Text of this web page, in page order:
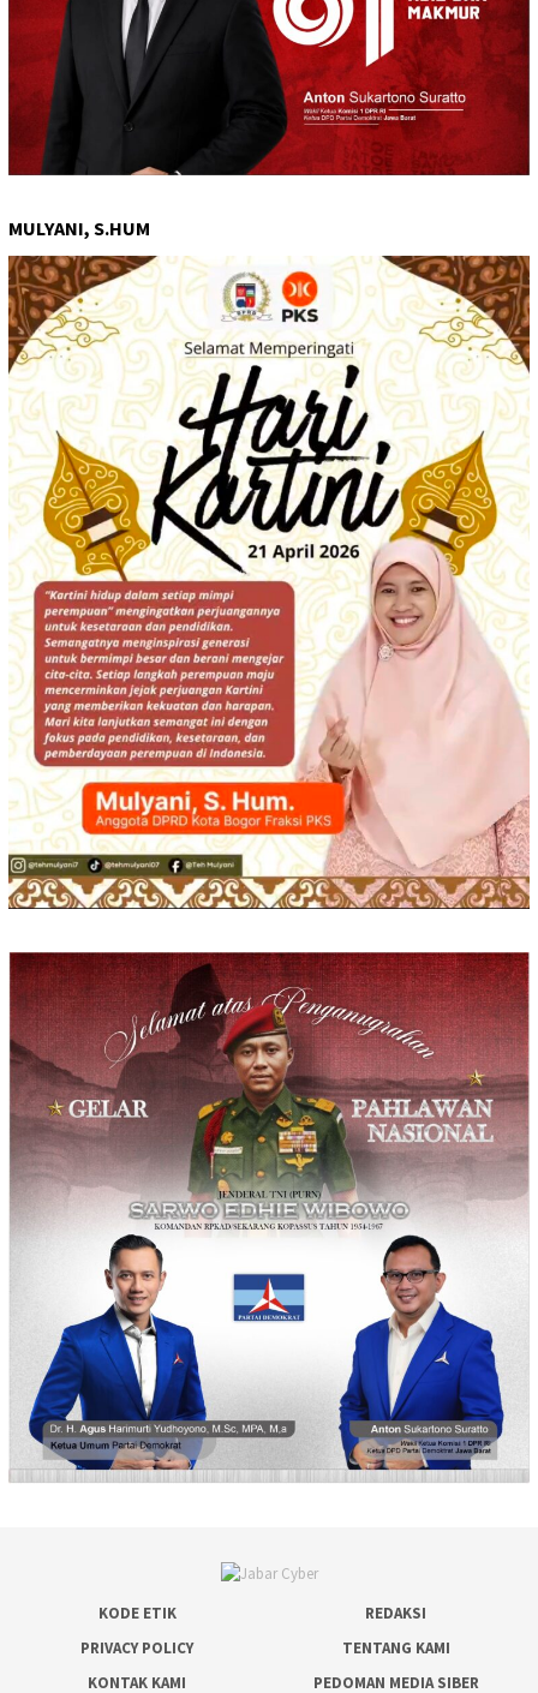
MULYANI, S.HUM
KODE ETIK
REDAKSI
PRIVACY POLICY
TENTANG KAMI
KONTAK KAMI
PEDOMAN MEDIA SIBER